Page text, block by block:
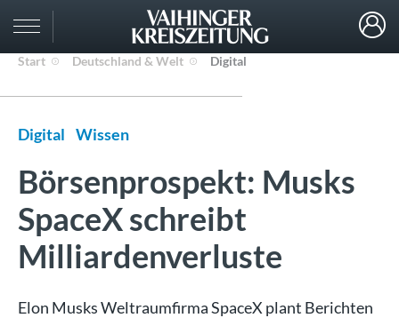
Start Deutschland & Welt Digital
Digital Wissen
Börsenprospekt: Musks
SpaceX schreibt
Milliardenverluste
Elon Musks Weltraumfirma SpaceX plant Berichten